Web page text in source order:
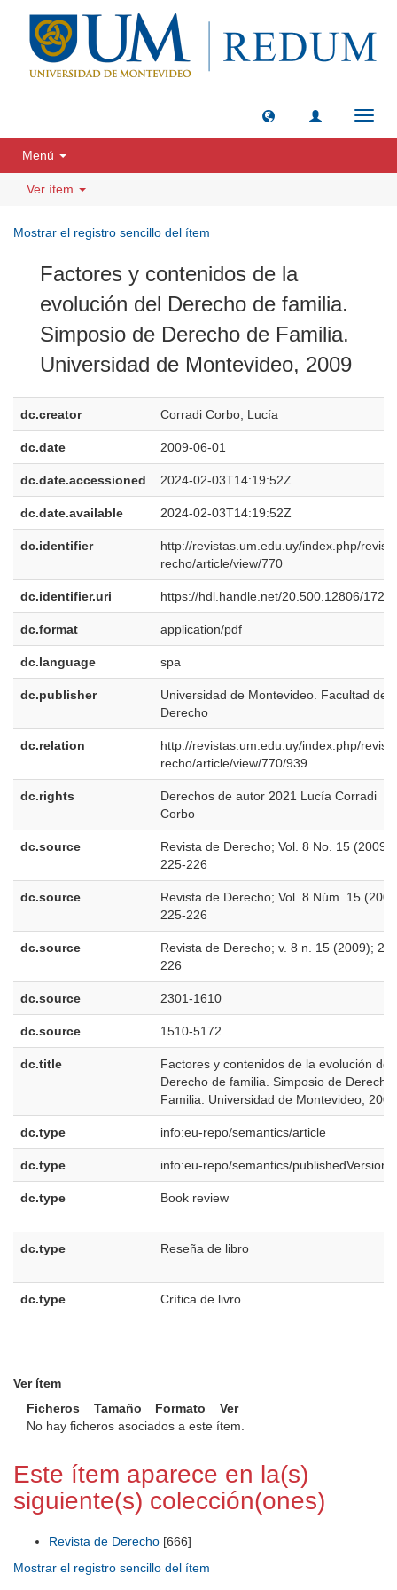
Menú
Ver ítem
Mostrar el registro sencillo del ítem
Factores y contenidos de la
evolución del Derecho de familia.
Simposio de Derecho de Familia.
Universidad de Montevideo, 2009
dc.creator Corradi Corbo, Lucía
dc.date 2009-06-01
dc.date.accessioned 2024-02-03T14:19:52Z
dc.date.available 2024-02-03T14:19:52Z
dc.identifier
http://revistas.um.edu.uy/index.php/
recho/article/view/770
dc.identifier.uri https://hdl.handle.net/20.500.12806/1728
dc.format application/pdf
dc.language spa
dc.publisher
Universidad de Montevideo. Facultad de
Derecho
dc.relation
http://revistas.um.edu.uy/index.php/
recho/article/view/770/939
dc.rights
Derechos de autor 2021 Lucía Corradi
Corbo
dc.source
Revista de Derecho; Vol. 8 No. 15 (2009);
225-226
dc.source
Revista de Derecho; Vol. 8 Núm. 15
225-226
dc.source
Revista de Derecho; v. 8 n. 15 (2009);
226
dc.source 2301-1610
dc.source 1510-5172
dc.title
Factores y contenidos de la evolución del
Derecho de familia. Simposio de Derecho
Familia. Universidad de Montevideo, 2009
dc.type info:eu-repo/semantics/article
dc.type info:eu-repo/semantics/publishedVersion
dc.type Book review
dc.type Reseña de libro
dc.type Crítica de livro
Ver ítem
Ficheros
Tamaño Formato
Ver
No hay ficheros asociados a este ítem.
Este ítem aparece en la(s)
siguiente(s) colección(ones)
Revista de Derecho [666]
Mostrar el registro sencillo del ítem